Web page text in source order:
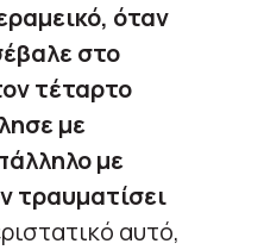
όταν
στο
τέταρτο
με
με
τραυματίσει
αυτό,